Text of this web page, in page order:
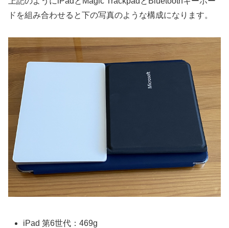
ドを組み合わせると下の写真のような構成になります。
iPad 第6世代：469g